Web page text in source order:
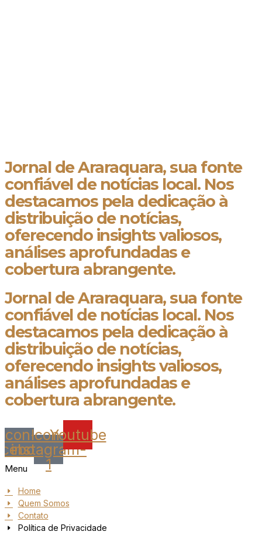
Jornal de Araraquara, sua fonte
confiável de notícias local. Nos
destacamos pela dedicação à
distribuição de notícias,
oferecendo insights valiosos,
análises aprofundadas e
cobertura abrangente.
Jornal de Araraquara, sua fonte
confiável de notícias local. Nos
destacamos pela dedicação à
distribuição de notícias,
oferecendo insights valiosos,
análises aprofundadas e
cobertura abrangente.
Icon-Icon-
instagram-
1
Youtube
Menu
Home
Quem Somos
Contato
Política de Privacidade